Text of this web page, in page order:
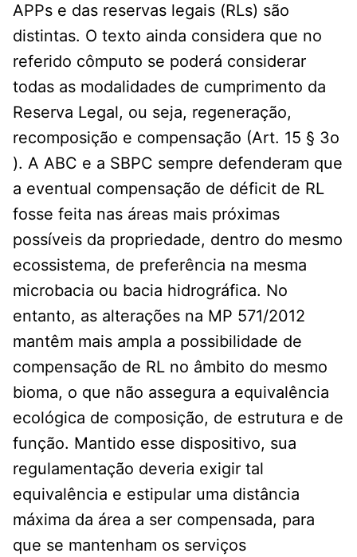
APPs e das reservas legais (RLs) são
distintas. O texto ainda considera que no
referido cômputo se poderá considerar
todas as modalidades de cumprimento da
Reserva Legal, ou seja, regeneração,
recomposição e compensação (Art. 15 § 3o
). A ABC e a SBPC sempre defenderam que
a eventual compensação de déficit de RL
fosse feita nas áreas mais próximas
possíveis da propriedade, dentro do mesmo
ecossistema, de preferência na mesma
microbacia ou bacia hidrográfica. No
entanto, as alterações na MP 571/2012
mantêm mais ampla a possibilidade de
compensação de RL no âmbito do mesmo
bioma, o que não assegura a equivalência
ecológica de composição, de estrutura e de
função. Mantido esse dispositivo, sua
regulamentação deveria exigir tal
equivalência e estipular uma distância
máxima da área a ser compensada, para
que se mantenham os serviços